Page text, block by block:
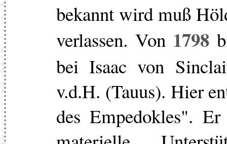
bekannt wird muß
verlassen. Von 1798
bei Isaac von
v.d.H. (Tauus). Hier
des Empedokles".